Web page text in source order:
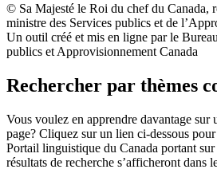
© Sa Majesté le Roi du chef du Canada,
ministre des Services publics et de
Un outil créé et mis en ligne par le
publics et Approvisionnement Canada
Rechercher par thèmes
Vous voulez en apprendre davantage sur
page? Cliquez sur un lien ci-dessous
Portail linguistique du Canada portant
résultats de recherche s’afficheront dans